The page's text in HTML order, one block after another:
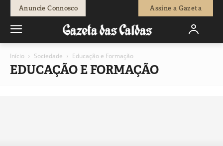
Anuncie Connosco Assine a Gazeta
Início Sociedade Educação e Formação
EDUCAÇÃO E FORMAÇÃO